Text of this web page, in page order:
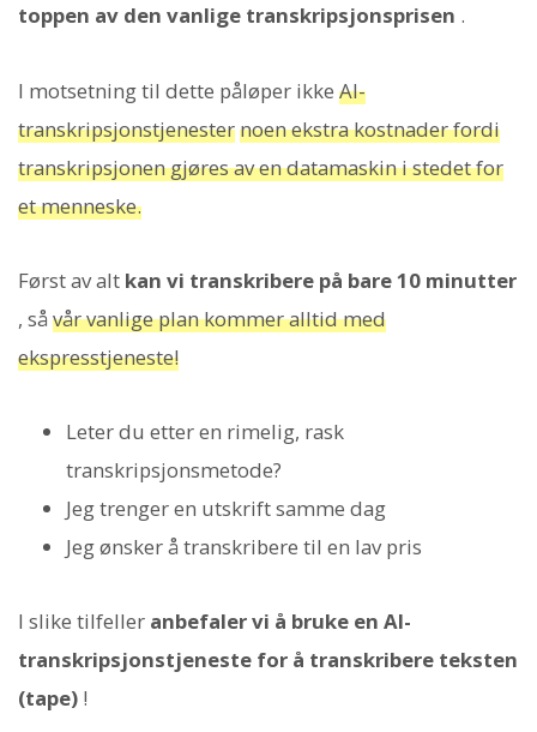
toppen av den vanlige transkripsjonsprisen .
I motsetning til dette påløper ikke AI-
transkripsjonstjenesternoen ekstra kostnader fordi
transkripsjonen gjøres av en datamaskin i stedet for
et menneske.
Først av alt kan vi transkribere på bare 10 minutter
, så vår vanlige plan kommer alltid med
ekspresstjeneste!
Leter du etter en rimelig, rask
transkripsjonsmetode?
Jeg trenger en utskrift samme dag
Jeg ønsker å transkribere til en lav pris
I slike tilfeller anbefaler vi å bruke en AI-
transkripsjonstjeneste for å transkribere teksten
(tape) !